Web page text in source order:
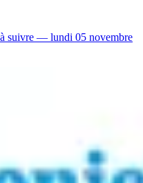
à suivre — lundi 05 novembre